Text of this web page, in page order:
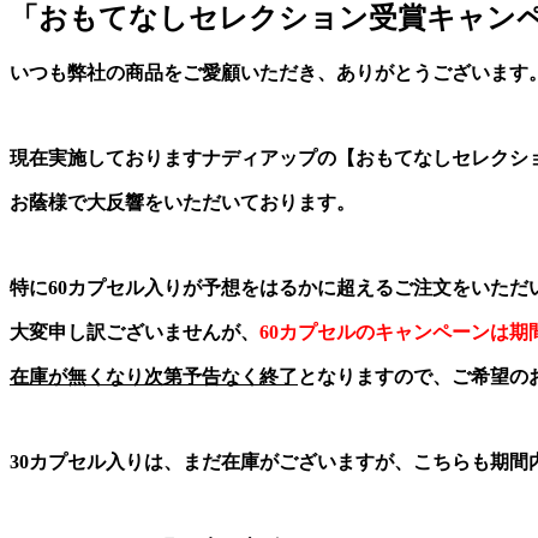
「おもてなしセレクション受賞キャン
いつも弊社の商品をご愛顧いただき、ありがとうございます
現在実施しておりますナディアップの【おもてなしセレクシ
お蔭様で大反響をいただいております。
特に60カプセル入りが予想をはるかに超えるご注文をいた
大変申し訳ございませんが、 60カプセルのキャンペーンは
在庫が無くなり次第予告なく終了となりますので、ご希望
30カプセル入りは、まだ在庫がございますが、こちらも期